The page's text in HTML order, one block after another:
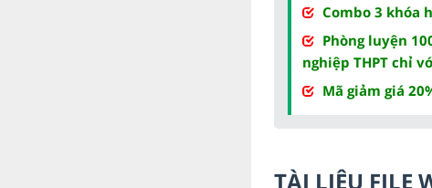
Combo 3 khóa
Phòng luyện
nghiệp THPT chỉ
Mã giảm giá
TÀI LIỆU FILE